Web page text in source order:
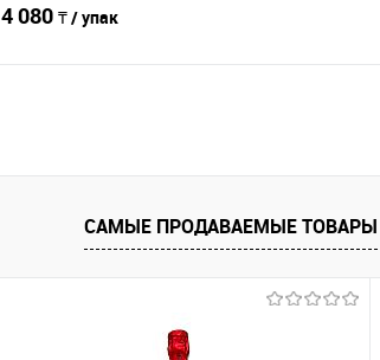
4 080 ₸ / упак
Сравнение
В избранное
В наличии
САМЫЕ ПРОДАВАЕМЫЕ ТОВАРЫ